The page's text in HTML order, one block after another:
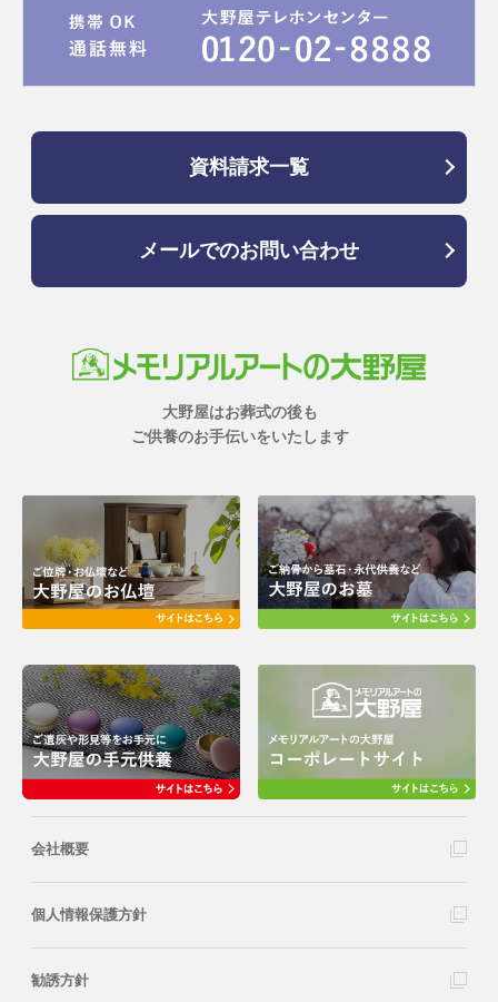
資料請求一覧
メールでのお問い合わせ
大野屋はお葬式の後も
ご供養のお手伝いをいたします
会社概要
個人情報保護方針
勧誘方針